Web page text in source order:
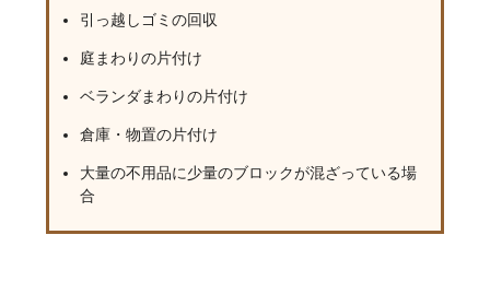
引っ越しゴミの回収
庭まわりの片付け
ベランダまわりの片付け
倉庫・物置の片付け
大量の不用品に少量のブロックが混ざっている場
合